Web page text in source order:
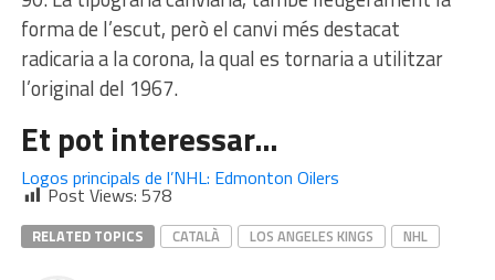
forma de l’escut, però el canvi més destacat
radicaria a la corona, la qual es tornaria a utilitzar
l’original del 1967.
Et pot interessar…
Logos principals de l’NHL: Edmonton Oilers
Post Views: 578
RELATED TOPICS CATALÀ LOS ANGELES KINGS NHL